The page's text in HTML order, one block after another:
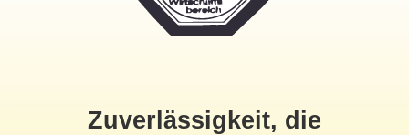
Zuverlässigkeit, die